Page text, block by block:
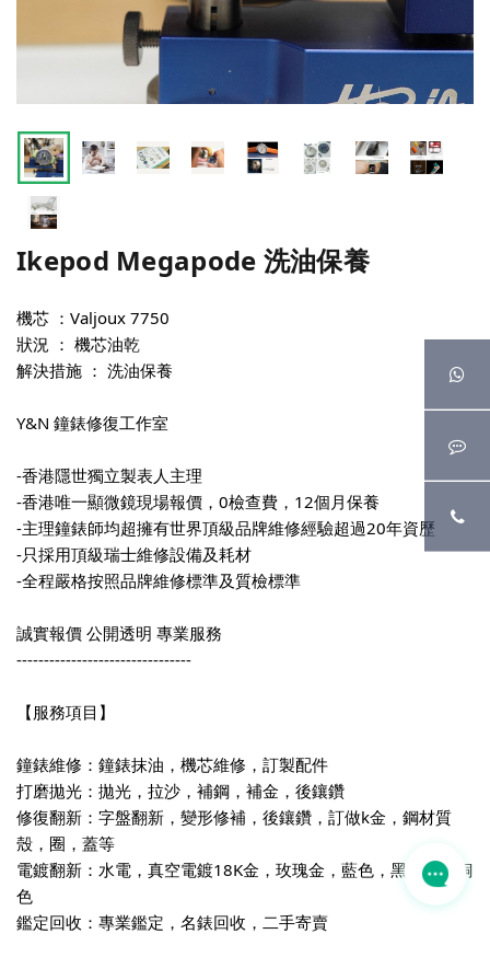
Ikepod Megapode 洗油保養
機芯 ：Valjoux 7750
狀況 ： 機芯油乾
解決措施 ： 洗油保養
Y&N 鐘錶修復工作室
-香港隱世獨立製表人主理
-香港唯一顯微鏡現場報價，0檢查費，12個月保養
-主理鐘錶師均超擁有世界頂級品牌維修經驗超過20年資歷
-只採用頂級瑞士維修設備及耗材
-全程嚴格按照品牌維修標準及質檢標準
誠實報價 公開透明 專業服務
--------------------------------
【服務項目】
鐘錶維修：鐘錶抹油，機芯維修，訂製配件
打磨拋光：拋光，拉沙，補鋼，補金，後鑲鑽
修復翻新：字盤翻新，變形修補，後鑲鑽，訂做k金，鋼材質
殼，圈，蓋等
電鍍翻新：水電，真空電鍍18K金，玫瑰金，藍色，黑色，古銅
色
鑑定回收：專業鑑定，名錶回收，二手寄賣